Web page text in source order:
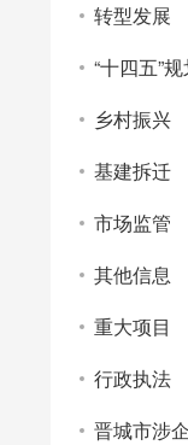
转型发展
“十四五”
乡村振兴
基建拆迁
市场监管
其他信息
重大项目
行政执法
晋城市涉